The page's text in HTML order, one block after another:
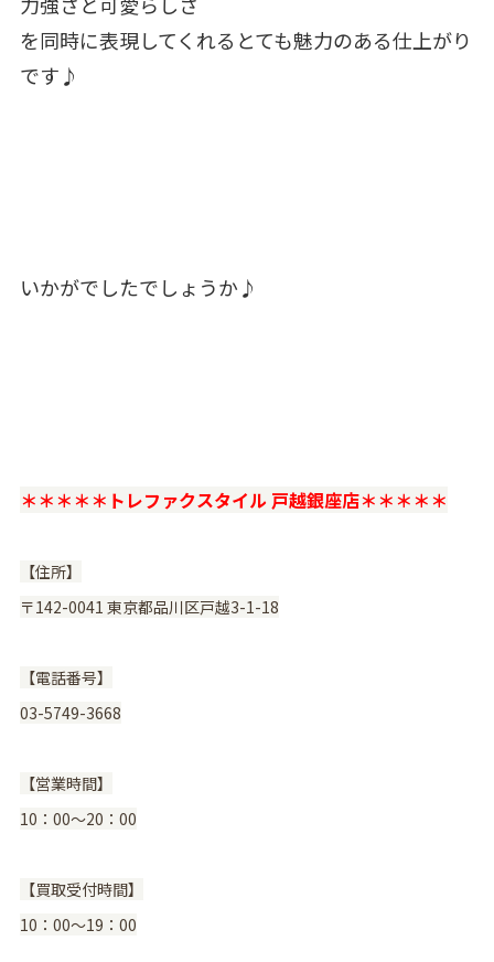
を同時に表現してくれるとても魅力のある仕上がり
です♪
いかがでしたでしょうか♪
＊＊＊＊＊トレファクスタイル 戸越銀座店＊＊＊＊＊
【住所】
〒142-0041 東京都品川区戸越3-1-18
【電話番号】
03-5749-3668
【営業時間】
10：00〜20：00
【買取受付時間】
10：00〜19：00